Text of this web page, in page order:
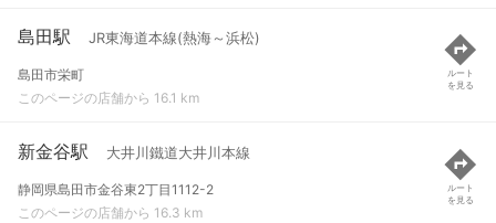
島田駅 JR東海道本線(熱海～浜松)
島田市栄町
このページの店舗から 16.1 km
ルート
を見る
新金谷駅 大井川鐵道大井川本線
静岡県島田市金谷東2丁目1112-2
このページの店舗から 16.3 km
ルート
を見る